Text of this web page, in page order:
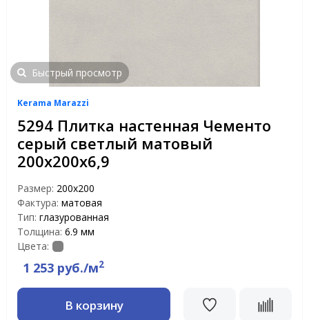
Быстрый просмотр
Kerama Marazzi
5294 Плитка настенная Чементо
серый светлый матовый
200х200х6,9
Размер: 200х200
Фактура: матовая
Тип: глазурованная
Толщина: 6.9 мм
Цвета:
1 253 руб./м2
В корзину